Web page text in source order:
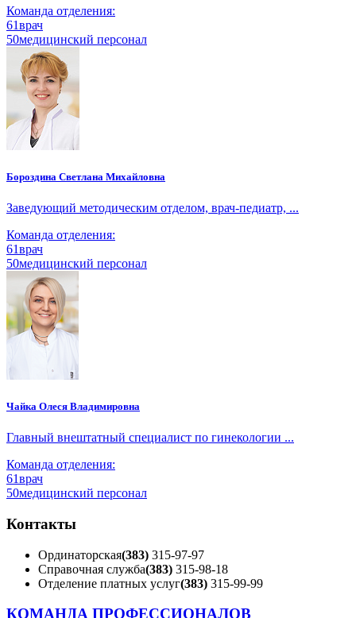
Команда отделения:
61врач
50медицинский персонал
Бороздина Светлана Михайловна
Заведующий методическим отделом, врач-педиатр, ...
Команда отделения:
61врач
50медицинский персонал
Чайка Олеся Владимировна
Главный внештатный специалист по гинекологии ...
Команда отделения:
61врач
50медицинский персонал
Контакты
Ординаторская(383) 315-97-97
Справочная служба(383) 315-98-18
Отделение платных услуг(383) 315-99-99
КОМАНДА ПРОФЕССИОНАЛОВ